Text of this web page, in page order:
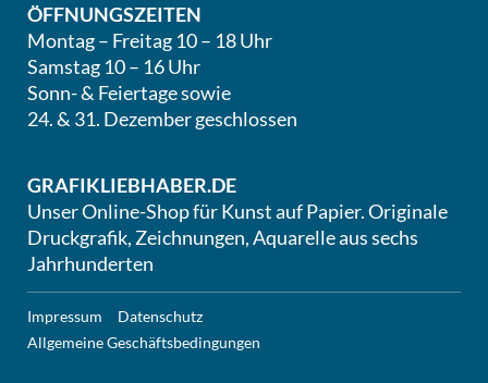
ÖFFNUNGSZEITEN
Montag – Freitag 10 – 18 Uhr
Samstag 10 – 16 Uhr
Sonn- & Feiertage sowie
24. & 31. Dezember geschlossen
GRAFIKLIEBHABER.DE
Unser Online-Shop für Kunst auf Papier. Originale
Druckgrafik, Zeichnungen, Aquarelle aus sechs
Jahrhunderten
Impressum
Datenschutz
Allgemeine Geschäftsbedingungen